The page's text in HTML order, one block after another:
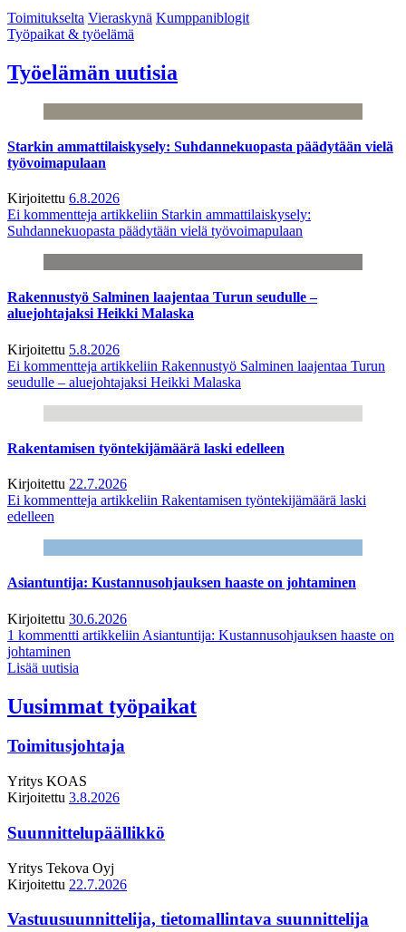
Toimitukselta Vieraskynä Kumppaniblogit
Työpaikat & työelämä
Työelämän uutisia
Starkin ammattilaiskysely: Suhdannekuopasta päädytään vielä
työvoimapulaan
Kirjoitettu 6.8.2026
Ei kommentteja artikkeliin Starkin ammattilaiskysely:
Suhdannekuopasta päädytään vielä työvoimapulaan
Rakennustyö Salminen laajentaa Turun seudulle –
aluejohtajaksi Heikki Malaska
Kirjoitettu 5.8.2026
Ei kommentteja artikkeliin Rakennustyö Salminen laajentaa Turun
seudulle – aluejohtajaksi Heikki Malaska
Rakentamisen työntekijämäärä laski edelleen
Kirjoitettu 22.7.2026
Ei kommentteja artikkeliin Rakentamisen työntekijämäärä laski
edelleen
Asiantuntija: Kustannusohjauksen haaste on johtaminen
Kirjoitettu 30.6.2026
1 kommentti artikkeliin Asiantuntija: Kustannusohjauksen haaste on
johtaminen
Lisää uutisia
Uusimmat työpaikat
Toimitusjohtaja
Yritys KOAS
Kirjoitettu 3.8.2026
Suunnittelupäällikkö
Yritys Tekova Oyj
Kirjoitettu 22.7.2026
Vastuusuunnittelija, tietomallintava suunnittelija